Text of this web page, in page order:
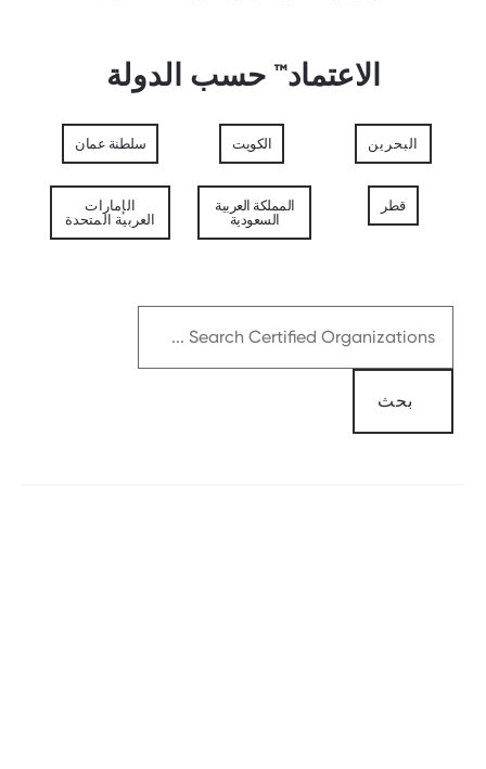
الاعتماد™ حسب الدولة
البحرين الكويت سلطنة عمان
قطر
المملكة العربية
السعودية
الإمارات
العربية المتحدة